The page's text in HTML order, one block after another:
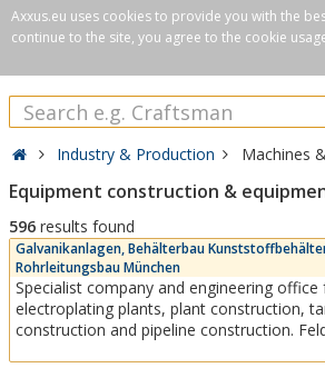
Axxus.eu uses cookies to provide you with the
continue to the site, you agree to the cookie
Industry & Production Machines
Equipment construction &
596 results found
Galvanikanlagen, Behälterbau
Rohrleitungsbau München
Specialist company and engineering office
electroplating plants, plant construction, tank
construction and pipeline construction.